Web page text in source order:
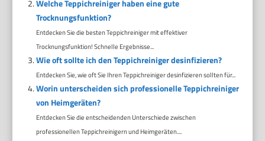
Welche Teppichreiniger haben eine gute
Trocknungsfunktion?
Entdecken Sie die besten Teppichreiniger mit effektiver
Trocknungsfunktion! Schnelle Ergebnisse...
Wie oft sollte ich den Teppichreiniger desinfizieren?
Entdecken Sie, wie oft Sie Ihren Teppichreiniger desinfizieren sollten für...
Worin unterscheiden sich professionelle Teppichreiniger
von Heimgeräten?
Entdecken Sie die entscheidenden Unterschiede zwischen
professionellen Teppichreinigern und Heimgeräten....